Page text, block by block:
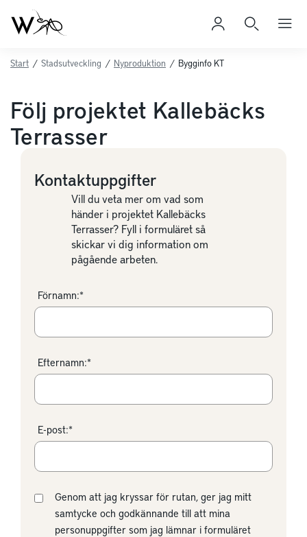
Start / Stadsutveckling / Nyproduktion / Bygginfo KT
Följ projektet Kallebäcks
Terrasser
Kontaktuppgifter
Vill du veta mer om vad som
händer i projektet Kallebäcks
Terrasser? Fyll i formuläret så
skickar vi dig information om
pågående arbeten.
Förnamn:*
Efternamn:*
E-post:*
Genom att jag kryssar för rutan, ger jag mitt
samtycke och godkännande till att mina
personuppgifter som jag lämnar i formuläret